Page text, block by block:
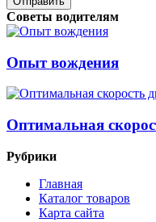
Советы водителям
Опыт вождения
Оптимальная
Рубрики
Главная
Каталог товаров
Карта сайта